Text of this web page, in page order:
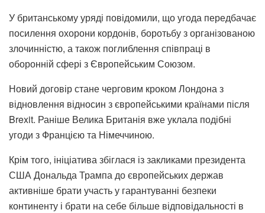
У британському уряді повідомили, що угода передбачає
посилення охорони кордонів, боротьбу з організованою
злочинністю, а також поглиблення співпраці в
оборонній сфері з Європейським Союзом.
Новий договір стане черговим кроком Лондона з
відновлення відносин з європейськими країнами після
Brexit. Раніше Велика Британія вже уклала подібні
угоди з Францією та Німеччиною.
Крім того, ініціатива збіглася із закликами президента
США Дональда Трампа до європейських держав
активніше брати участь у гарантуванні безпеки
континенту і брати на себе більше відповідальності в